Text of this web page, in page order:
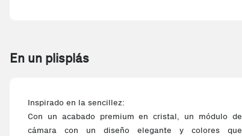
En un plisplás
Inspirado en la sencillez:
Con un acabado premium en cristal, un módulo de
cámara con un diseño elegante y colores que